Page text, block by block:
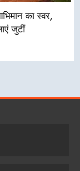
करेंगे मारवाड़ी
पवन गोयनका
गेलेकी